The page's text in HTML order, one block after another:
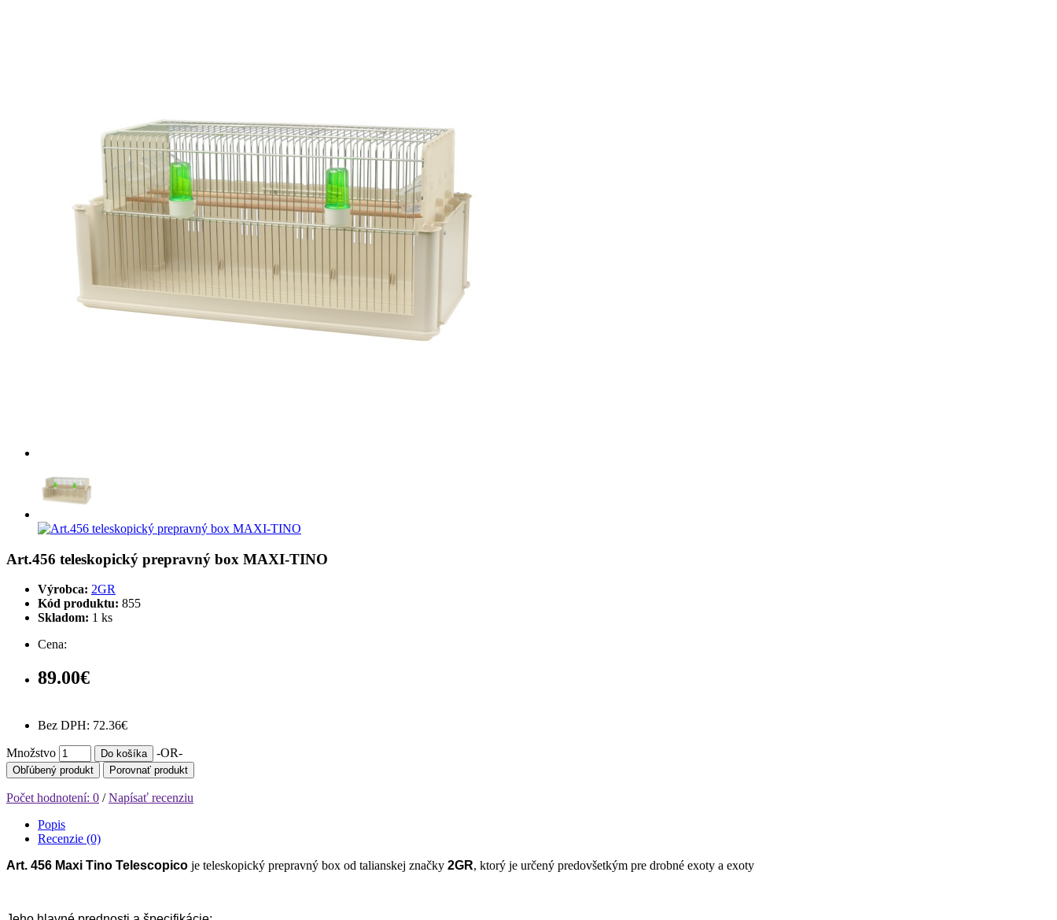
Art.456 teleskopický prepravný box MAXI-TINO
Výrobca: 2GR
Kód produktu: 855
Skladom: 1 ks
Cena:
89.00€
Bez DPH: 72.36€
Množstvo Do košíka -OR-
Obľúbený produkt Porovnať produkt
Počet hodnotení: 0 /Napísať recenziu
Popis
Recenzie (0)
Art. 456 Maxi Tino Telescopico je teleskopický prepravný box od talianskej značky 2GR, ktorý je určený predovšetkým pre drobné exoty a exoty